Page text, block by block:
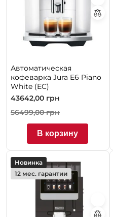
Автоматическая
кофеварка Jura E6 Piano
White (EC)
43642,00 грн
56499,00грн
В корзину
Новинка
12 мес. гарантии